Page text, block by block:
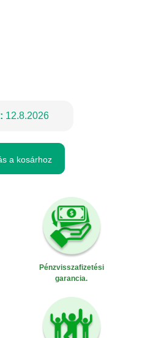
12.8.2026
a kosárhoz
Pénzvisszafizetési
garancia.